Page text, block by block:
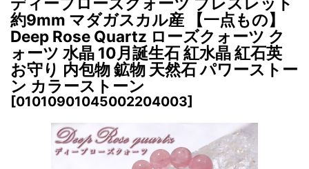
約9mm マダガスカル産 【一点もの】
Deep Rose Quartz ローズクォーツ ク
ォーツ 水晶 10月誕生石 紅水晶 紅石英
お守り 内包物 鉱物 天然石 パワーストー
ン カラーストーン
[01010901045002204003]